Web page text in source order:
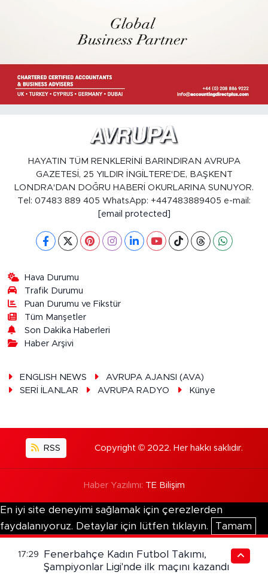
HAYATIN TÜM RENKLERİNİ BARINDIRAN AVRUPA
GAZETESİ, 25 YILDIR İNGİLTERE'DE, BAŞKENT
LONDRA'DAN DOĞRU HABERİ OKURLARINA SUNUYOR.
Tel: 07483 889 405 WhatsApp: +447483889405 e-mail:
[email protected]
Hava Durumu
Trafik Durumu
Puan Durumu ve Fikstür
Tüm Manşetler
Son Dakika Haberleri
Haber Arşivi
ENGLISH NEWS
AVRUPA AJANSI (AVA)
SERİ İLANLAR
AVRUPA RADYO Künye
RSS Copyright © 2022. Her hakkı saklıdır.
Haber Yazılımı: TE Bilişim
En iyi site deneyimi sağlamak için çerezlerden
faydalanıyoruz. Detaylar için lütfen tıklayın.
Tamam
17:29
Fenerbahçe Kadın Futbol Takımı,
Şampiyonlar Ligi'nde ilk maçını kazandı